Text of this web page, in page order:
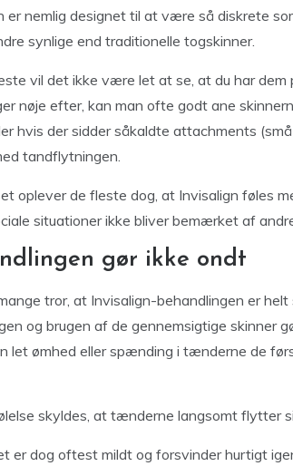
er nemlig designet til at være så diskrete
synlige end traditionelle togskinner.
vil det ikke være let at se, at du har
nøje efter, kan man ofte godt ane
hvis der sidder såkaldte attachments
tandflytningen.
oplever de fleste dog, at Invisalign føles
situationer ikke bliver bemærket af
gør ikke ondt
tror, at Invisalign-behandlingen er
og brugen af de gennemsigtige skinner
let ømhed eller spænding i tænderne de
skyldes, at tænderne langsomt flytter
er dog oftest mildt og forsvinder hurtigt